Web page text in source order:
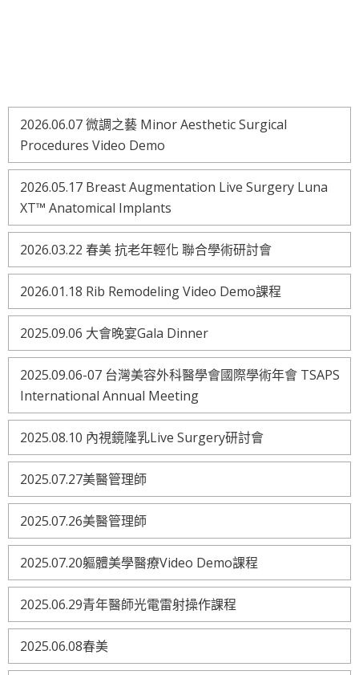
2026.06.07 微調之藝 Minor Aesthetic Surgical
Procedures Video Demo
2026.05.17 Breast Augmentation Live Surgery Luna
XT™ Anatomical Implants
2026.03.22 春美 抗老年輕化 聯合學術研討會
2026.01.18 Rib Remodeling Video Demo課程
2025.09.06 大會晚宴Gala Dinner
2025.09.06-07 台灣美容外科醫學會國際學術年會 TSAPS
International Annual Meeting
2025.08.10 內視鏡隆乳Live Surgery研討會
2025.07.27美醫管理師
2025.07.26美醫管理師
2025.07.20軀體美學醫療Video Demo課程
2025.06.29青年醫師光電雷射操作課程
2025.06.08春美